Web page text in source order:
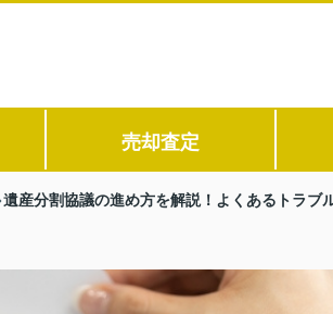
売却査定
遺産分割協議の進め方を解説！よくあるトラブ